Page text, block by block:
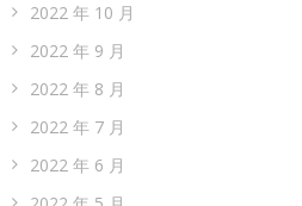
2022 年 10 月
2022 年 9 月
2022 年 8 月
2022 年 7 月
2022 年 6 月